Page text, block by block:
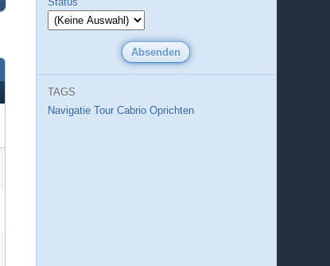
TAGS
Navigatie Tour Cabrio Oprichten